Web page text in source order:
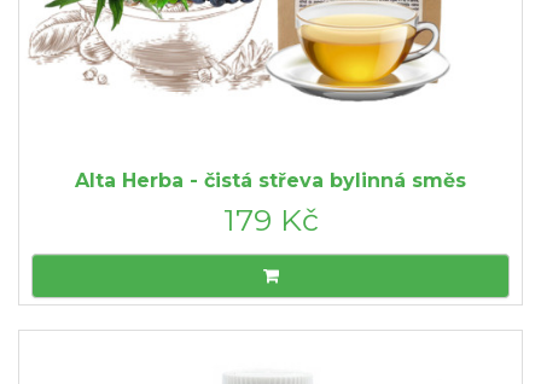
Alta Herba - čistá střeva bylinná směs
179 Kč